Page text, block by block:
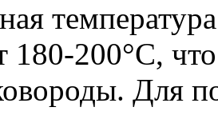
180-200°C,
Для